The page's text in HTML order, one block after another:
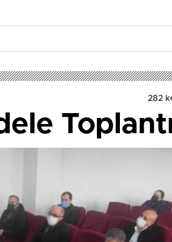
282